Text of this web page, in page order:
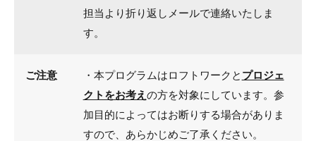
担当より折り返しメールで連絡いたしま
す。
ご注意 ・本プログラムはロフトワークと プロジェ
クトをお考え の方を対象にしています。参
加目的によってはお断りする場合がありま
すので、あらかじめご了承ください。